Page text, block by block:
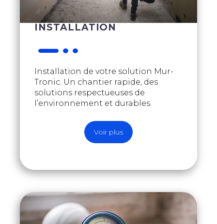
INSTALLATION
Installation de votre solution Mur-
Tronic. Un chantier rapide, des
solutions respectueuses de
l’environnement et durables.
Voir plus